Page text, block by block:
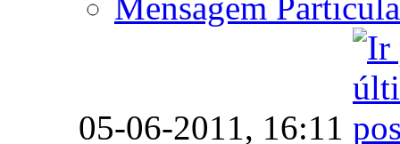
05-06-2011, 16:11